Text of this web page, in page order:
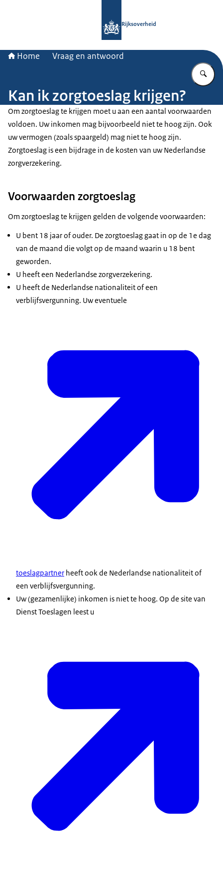
Rijksoverheid
Home Vraag en antwoord
Kan ik zorgtoeslag krijgen?
Om zorgtoeslag te krijgen moet u aan een aantal voorwaarden
voldoen. Uw inkomen mag bijvoorbeeld niet te hoog zijn. Ook
uw vermogen (zoals spaargeld) mag niet te hoog zijn.
Zorgtoeslag is een bijdrage in de kosten van uw Nederlandse
zorgverzekering.
Voorwaarden zorgtoeslag
Om zorgtoeslag te krijgen gelden de volgende voorwaarden:
U bent 18 jaar of ouder. De zorgtoeslag gaat in op de 1e dag
van de maand die volgt op de maand waarin u 18 bent
geworden.
U heeft een Nederlandse zorgverzekering.
U heeft de Nederlandse nationaliteit of een
verblijfsvergunning. Uw eventuele
toeslagpartner heeft ook de Nederlandse nationaliteit of
een verblijfsvergunning.
Uw (gezamenlijke) inkomen is niet te hoog. Op de site van
Dienst Toeslagen leest u